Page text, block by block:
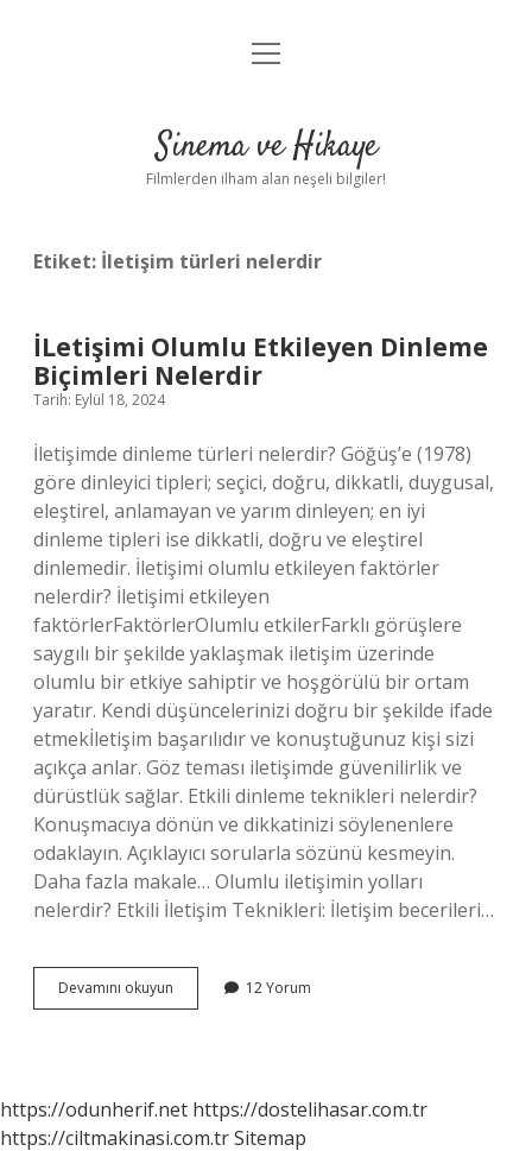
Gizlilik Politikası
Yasal Uyarı
menüyü
Sinema ve Hikaye
Filmlerden ilham alan neşeli bilgiler!
Etiket: İletişim türleri nelerdir
İLetişimi Olumlu Etkileyen Dinleme
Biçimleri Nelerdir
Tarih: Eylül 18, 2024
İletişimde dinleme türleri nelerdir? Göğüş’e (1978)
göre dinleyici tipleri; seçici, doğru, dikkatli, duygusal,
eleştirel, anlamayan ve yarım dinleyen; en iyi
dinleme tipleri ise dikkatli, doğru ve eleştirel
dinlemedir. İletişimi olumlu etkileyen faktörler
nelerdir? İletişimi etkileyen
faktörlerFaktörlerOlumlu etkilerFarklı görüşlere
saygılı bir şekilde yaklaşmak iletişim üzerinde
olumlu bir etkiye sahiptir ve hoşgörülü bir ortam
yaratır. Kendi düşüncelerinizi doğru bir şekilde ifade
etmekİletişim başarılıdır ve konuştuğunuz kişi sizi
açıkça anlar. Göz teması iletişimde güvenilirlik ve
dürüstlük sağlar. Etkili dinleme teknikleri nelerdir?
Konuşmacıya dönün ve dikkatinizi söylenenlere
odaklayın. Açıklayıcı sorularla sözünü kesmeyin.
Daha fazla makale… Olumlu iletişimin yolları
nelerdir? Etkili İletişim Teknikleri: İletişim becerileri…
Devamını okuyun İLetişimi
Olumlu
12 Yorum
https://odunherif.net https://dostelihasar.com.tr
https://ciltmakinasi.com.trSitemap